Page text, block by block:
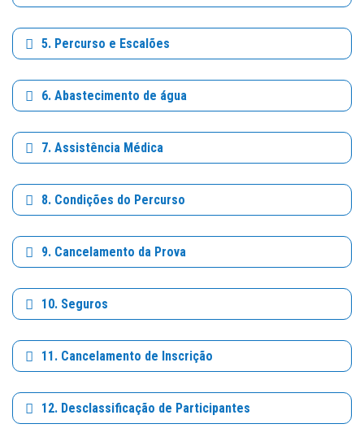
5. Percurso e Escalões
6. Abastecimento de água
7. Assistência Médica
8. Condições do Percurso
9. Cancelamento da Prova
10. Seguros
11. Cancelamento de Inscrição
12. Desclassificação de Participantes